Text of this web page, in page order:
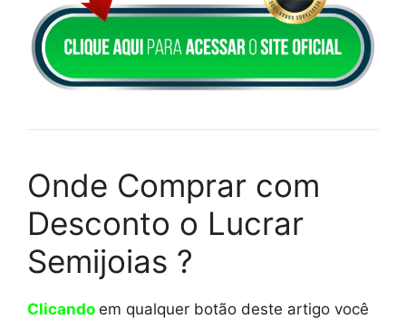
Onde Comprar com
Desconto o Lucrar
Semijoias ?
Clicando em qualquer botão deste artigo você